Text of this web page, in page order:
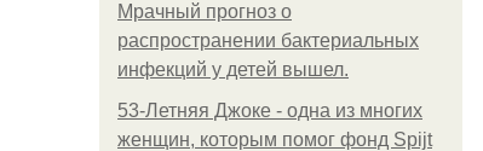
Мрачный прогноз о
распространении бактериальных
инфекций у детей вышел.
53-Летняя Джоке - одна из многих
женщин, которым помог фонд Spijt